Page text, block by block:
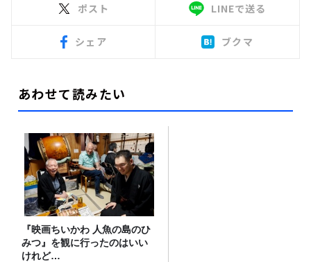
ポスト LINEで送る
シェア ブクマ
あわせて読みたい
『映画ちいかわ 人魚の島のひ
みつ』を観に行ったのはいい
けれど…